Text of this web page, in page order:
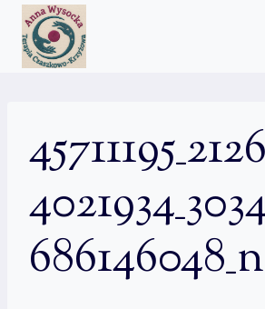
Przejdź
treści